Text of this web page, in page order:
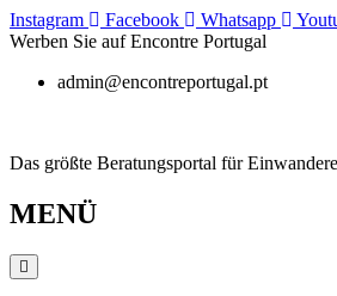
Zum
Inhalt
Instagram Facebook Whatsapp
Werben Sie auf Encontre Portugal
admin@encontreportugal.pt
Das größte Beratungsportal für
MENÜ